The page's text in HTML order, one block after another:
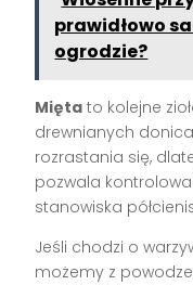
prawidłowo
ogrodzie?
Mięta to kolejne
drewnianych
rozrastania się,
pozwala
stanowiska
Jeśli chodzi o
możemy z